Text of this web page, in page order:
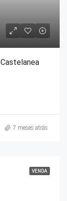
7 meses atrás
VENDA